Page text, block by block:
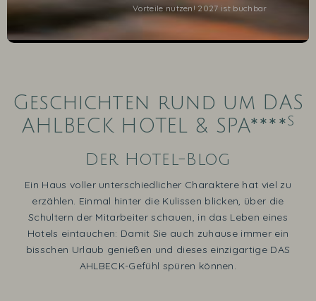
Vorteile nutzen! 2027 ist buchbar
Geschichten rund um DAS
AHLBECK HOTEL & SPA****s
Der Hotel-Blog
Ein Haus voller unterschiedlicher Charaktere hat viel zu
erzählen. Einmal hinter die Kulissen blicken, über die
Schultern der Mitarbeiter schauen, in das Leben eines
Hotels eintauchen: Damit Sie auch zuhause immer ein
bisschen Urlaub genießen und dieses einzigartige DAS
AHLBECK-Gefühl spüren können.